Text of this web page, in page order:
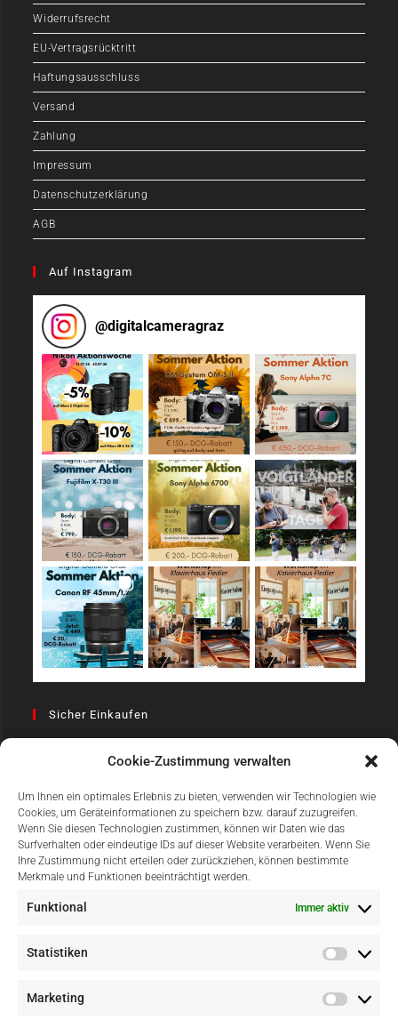
Cookie-Zustimmung verwalten
Um Ihnen ein optimales Erlebnis zu bieten, verwenden wir Technologien wie
Cookies, um Geräteinformationen zu speichern bzw. darauf zuzugreifen.
Wenn Sie diesen Technologien zustimmen, können wir Daten wie das
Surfverhalten oder eindeutige IDs auf dieser Website verarbeiten. Wenn Sie
Ihre Zustimmung nicht erteilen oder zurückziehen, können bestimmte
Merkmale und Funktionen beeinträchtigt werden.
Funktional Immer aktiv
Statistiken
Marketing
Widerrufsrecht
EU-Vertragsrücktritt
Haftungsausschluss
Versand
Zahlung
Impressum
Datenschutzerklärung
AGB
Auf Instagram
@digitalcameragraz
Sicher Einkaufen
Einfach Online Bezahlen